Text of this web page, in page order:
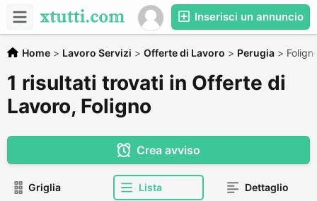
Inserisci un annuncio
Home > Lavoro Servizi > Offerte di Lavoro > Perugia >
1 risultati trovati in Offerte di
Lavoro, Foligno
Crea avviso
Griglia Lista Dettaglio